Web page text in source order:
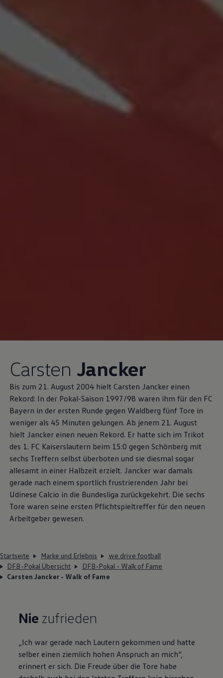
Carsten Jancker
​Bis zum 21. August 2004 hielt Carsten Jancker einen
Rekord: In der Pokal-Saison 1997/98 waren ihm für den FC
Bayern in der ersten Runde gegen Waldberg fünf Tore in
weniger als 45 Minuten gelungen. Ab jenem 21. August
hielt Jancker einen neuen Rekord. Er hatte sich im Trikot
des 1. FC Kaiserslautern beim 15:0 gegen Schönberg mit
sechs Treffern selbst überboten und sie diesmal sogar
allesamt in einer Halbzeit erzielt. Jancker war damals
gerade nach einem sportlich frustrierenden Jahr bei
Udinese Calcio in die Bundesliga zurückgekehrt. Die sechs
Tore waren seine ersten Pflichtspieltreffer für den neuen
Arbeitgeber gewesen.
Startseite Marke und Erlebnis
we drive football
DFB-Pokal Übersicht
DFB-Pokal - Walk of Fame
Carsten Jancker - Walk of Fame
Nie zufrieden
​„Ich war gerade nach Lautern gekommen und hatte
selber einen ziemlich hohen Anspruch an mich“,
erinnert er sich. Die Freude über die Tore habe